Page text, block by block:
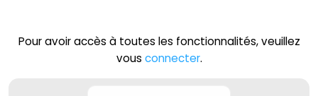
Pour avoir accès à toutes les fonctionnalités, veuillez
vous connecter.